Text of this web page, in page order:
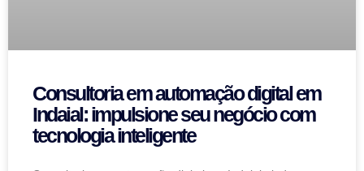
Consultoria em automação digital em
Indaial: impulsione seu negócio com
tecnologia inteligente